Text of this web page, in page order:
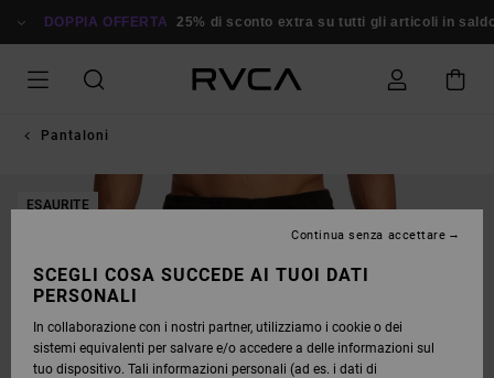
ALLE
DOPPIA OFFERTA 25% di sconto extra su tutti gli articoli in saldo
Pantaloni
ESAURITE
SCEGLI COSA SUCCEDE AI TUOI DATI
PERSONALI
In collaborazione con i nostri partner, utilizziamo i cookie o dei
sistemi equivalenti per salvare e/o accedere a delle informazioni sul
tuo dispositivo. Tali informazioni personali (ad es. i dati di
Continua senza accettare